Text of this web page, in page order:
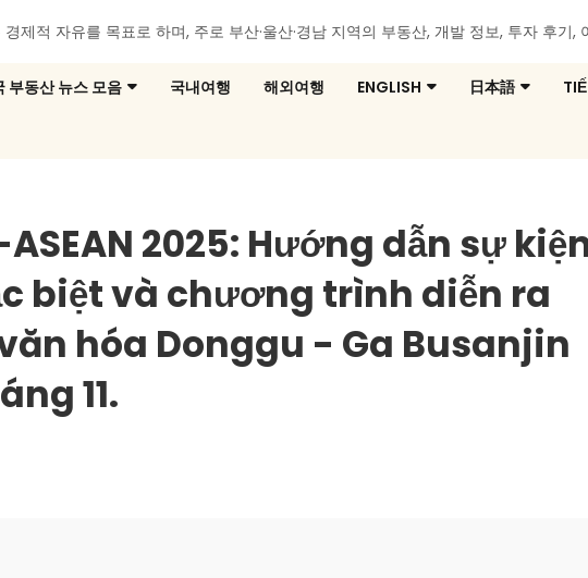
경제적 자유를 목표로 하며, 주로 부산·울산·경남 지역의 부동산, 개발 정보, 투자 후기
부동산 뉴스 모음 국내여행 해외여행 ENGLISH 日本語
2025: Hướng dẫn sự
biệt và chương trình diễn ra
hóa Donggu - Ga Busanjin
11.